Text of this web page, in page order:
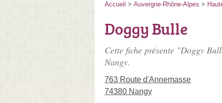
Accueil > Auvergne-Rhône-Alpes >
Doggy Bulle
Cette fiche présente "Doggy
Nangy.
763 Route d'Annemasse
74380 Nangy